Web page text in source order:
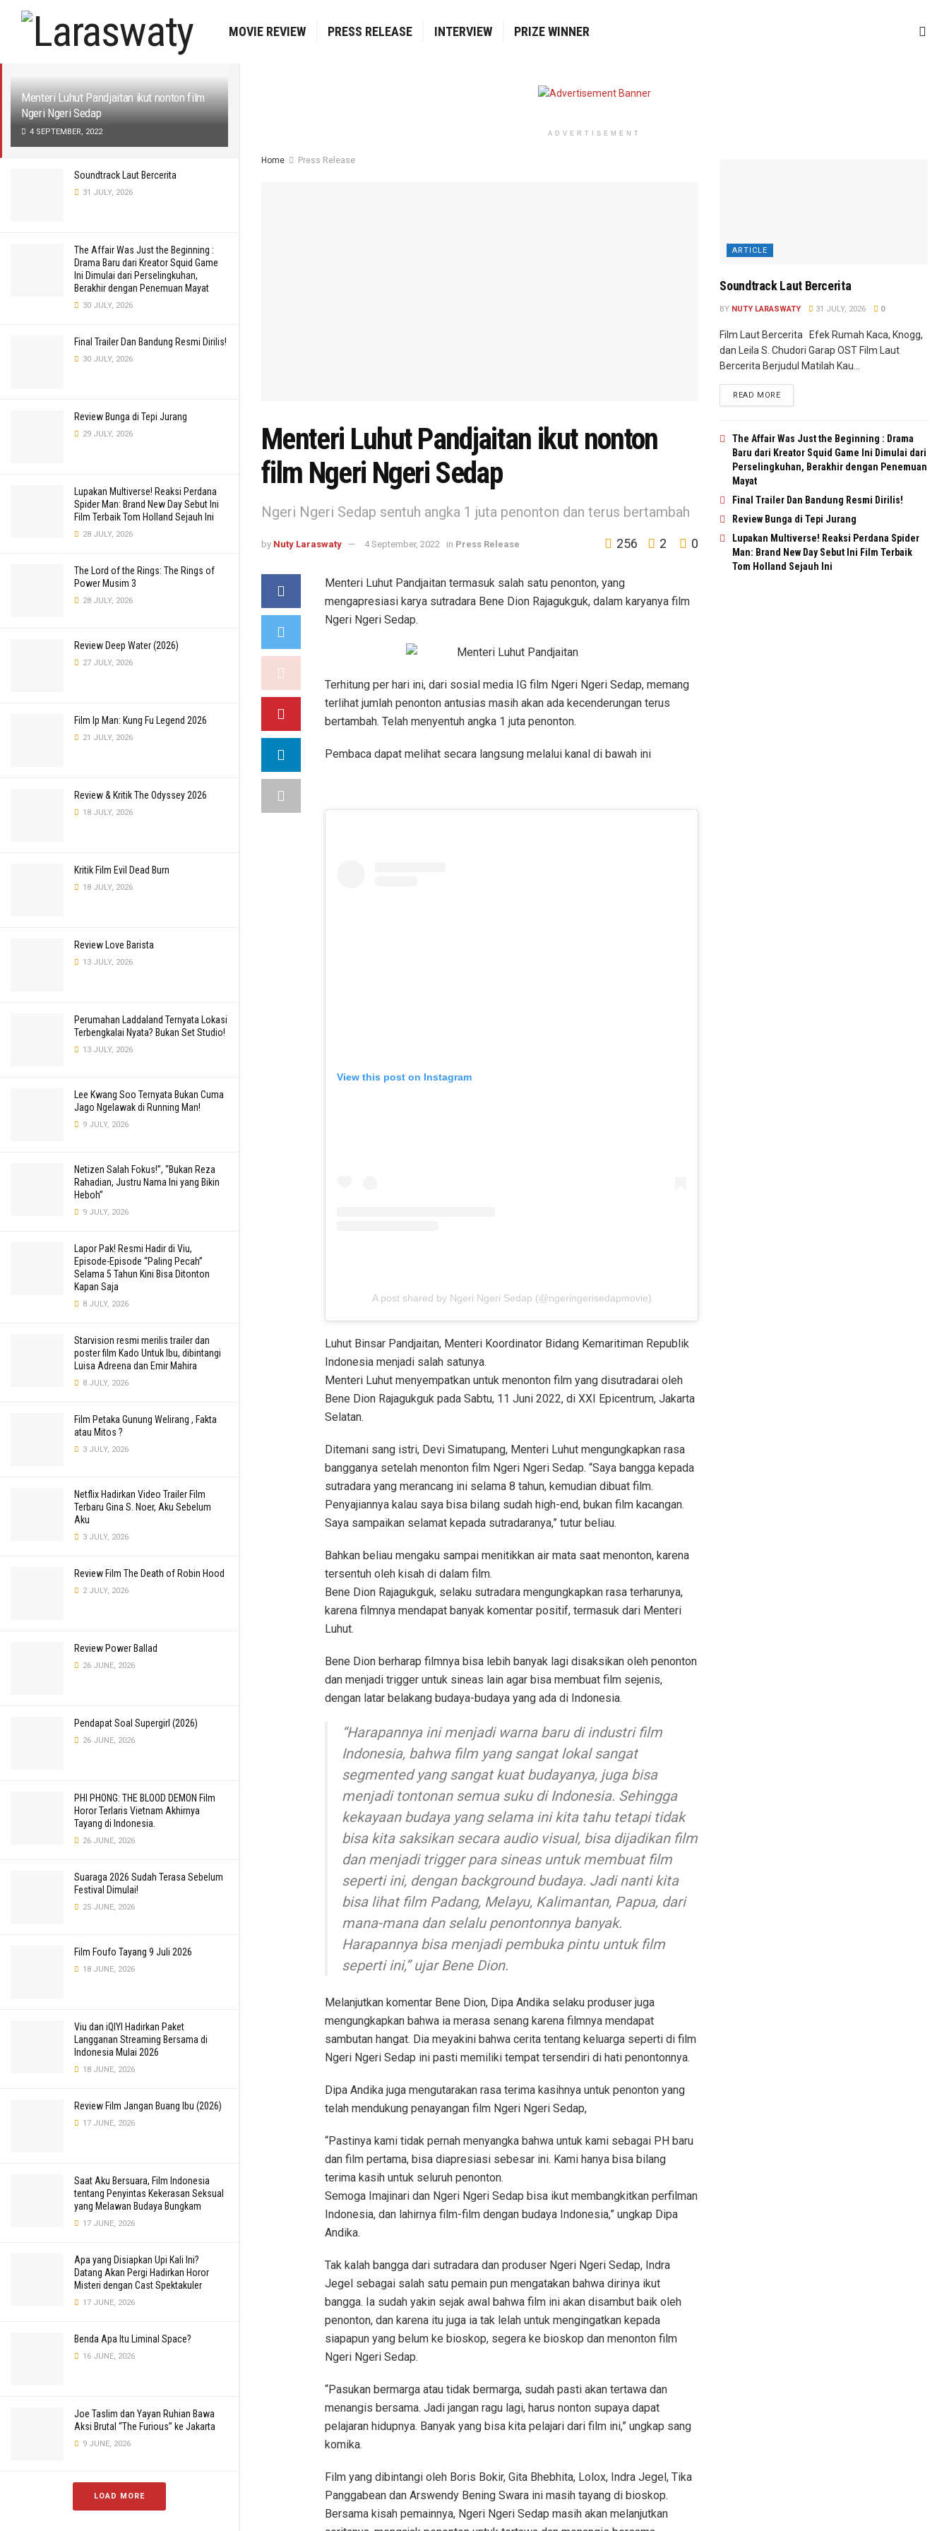
LATEST
Menteri Luhut Pandjaitan ikut nonton film
Ngeri Ngeri Sedap
4 SEPTEMBER, 2022
Soundtrack Laut Bercerita
31 JULY, 2026
The Affair Was Just the Beginning :
Drama Baru dari Kreator Squid Game
Ini Dimulai dari Perselingkuhan,
Berakhir dengan Penemuan Mayat
30 JULY, 2026
Final Trailer Dan Bandung Resmi Dirilis!
30 JULY, 2026
Review Bunga di Tepi Jurang
29 JULY, 2026
Lupakan Multiverse! Reaksi Perdana
Spider Man: Brand New Day Sebut Ini
Film Terbaik Tom Holland Sejauh Ini
28 JULY, 2026
The Lord of the Rings: The Rings of
Power Musim 3
28 JULY, 2026
Review Deep Water (2026)
27 JULY, 2026
Film Ip Man: Kung Fu Legend 2026
21 JULY, 2026
Review & Kritik The Odyssey 2026
18 JULY, 2026
Kritik Film Evil Dead Burn
18 JULY, 2026
Review Love Barista
13 JULY, 2026
Perumahan Laddaland Ternyata Lokasi
Terbengkalai Nyata? Bukan Set Studio!
13 JULY, 2026
Lee Kwang Soo Ternyata Bukan Cuma
Jago Ngelawak di Running Man!
9 JULY, 2026
Netizen Salah Fokus!”, “Bukan Reza
Rahadian, Justru Nama Ini yang Bikin
Heboh”
9 JULY, 2026
Lapor Pak! Resmi Hadir di Viu,
Episode-Episode “Paling Pecah”
Selama 5 Tahun Kini Bisa Ditonton
Kapan Saja
8 JULY, 2026
Starvision resmi merilis trailer dan
poster film Kado Untuk Ibu, dibintangi
Luisa Adreena dan Emir Mahira
8 JULY, 2026
Film Petaka Gunung Welirang , Fakta
atau Mitos ?
3 JULY, 2026
Netflix Hadirkan Video Trailer Film
Terbaru Gina S. Noer, Aku Sebelum
Aku
3 JULY, 2026
Review Film The Death of Robin Hood
2 JULY, 2026
Review Power Ballad
26 JUNE, 2026
Pendapat Soal Supergirl (2026)
26 JUNE, 2026
PHI PHONG: THE BLOOD DEMON Film
Horor Terlaris Vietnam Akhirnya
Tayang di Indonesia.
26 JUNE, 2026
Suaraga 2026 Sudah Terasa Sebelum
Festival Dimulai!
25 JUNE, 2026
Film Foufo Tayang 9 Juli 2026
18 JUNE, 2026
Viu dan iQIYI Hadirkan Paket
Langganan Streaming Bersama di
Indonesia Mulai 2026
18 JUNE, 2026
Review Film Jangan Buang Ibu (2026)
17 JUNE, 2026
Saat Aku Bersuara, Film Indonesia
tentang Penyintas Kekerasan Seksual
yang Melawan Budaya Bungkam
17 JUNE, 2026
Apa yang Disiapkan Upi Kali Ini?
Datang Akan Pergi Hadirkan Horor
Misteri dengan Cast Spektakuler
17 JUNE, 2026
Benda Apa Itu Liminal Space?
16 JUNE, 2026
Joe Taslim dan Yayan Ruhian Bawa
Aksi Brutal “The Furious” ke Jakarta
9 JUNE, 2026
LOAD MORE
MOVIE REVIEW PRESS RELEASE INTERVIEW PRIZE WINNER
ADVERTISEMENT
Home Press Release
Menteri Luhut Pandjaitan ikut nonton
film Ngeri Ngeri Sedap
Ngeri Ngeri Sedap sentuh angka 1 juta penonton dan terus bertambah
by Nuty Laraswaty 4 September, 2022 in Press Release 256 2 0
Menteri Luhut Pandjaitan termasuk salah satu penonton, yang
mengapresiasi karya sutradara Bene Dion Rajagukguk, dalam karyanya film
Ngeri Ngeri Sedap.
Terhitung per hari ini, dari sosial media IG film Ngeri Ngeri Sedap, memang
terlihat jumlah penonton antusias masih akan ada kecenderungan terus
bertambah. Telah menyentuh angka 1 juta penonton.
Pembaca dapat melihat secara langsung melalui kanal di bawah ini
View this post on Instagram
A post shared by Ngeri Ngeri Sedap (@ngeringerisedapmovie)
Luhut Binsar Pandjaitan, Menteri Koordinator Bidang Kemaritiman Republik
Indonesia menjadi salah satunya.
Menteri Luhut menyempatkan untuk menonton film yang disutradarai oleh
Bene Dion Rajagukguk pada Sabtu, 11 Juni 2022, di XXI Epicentrum, Jakarta
Selatan.
Ditemani sang istri, Devi Simatupang, Menteri Luhut mengungkapkan rasa
bangganya setelah menonton film Ngeri Ngeri Sedap. “Saya bangga kepada
sutradara yang merancang ini selama 8 tahun, kemudian dibuat film.
Penyajiannya kalau saya bisa bilang sudah high-end, bukan film kacangan.
Saya sampaikan selamat kepada sutradaranya,” tutur beliau.
Bahkan beliau mengaku sampai menitikkan air mata saat menonton, karena
tersentuh oleh kisah di dalam film.
Bene Dion Rajagukguk, selaku sutradara mengungkapkan rasa terharunya,
karena filmnya mendapat banyak komentar positif, termasuk dari Menteri
Luhut.
Bene Dion berharap filmnya bisa lebih banyak lagi disaksikan oleh penonton
dan menjadi trigger untuk sineas lain agar bisa membuat film sejenis,
dengan latar belakang budaya-budaya yang ada di Indonesia.
“Harapannya ini menjadi warna baru di industri film
Indonesia, bahwa film yang sangat lokal sangat
segmented yang sangat kuat budayanya, juga bisa
menjadi tontonan semua suku di Indonesia. Sehingga
kekayaan budaya yang selama ini kita tahu tetapi tidak
bisa kita saksikan secara audio visual, bisa dijadikan film
dan menjadi trigger para sineas untuk membuat film
seperti ini, dengan background budaya. Jadi nanti kita
bisa lihat film Padang, Melayu, Kalimantan, Papua, dari
mana-mana dan selalu penontonnya banyak.
Harapannya bisa menjadi pembuka pintu untuk film
seperti ini,” ujar Bene Dion.
Melanjutkan komentar Bene Dion, Dipa Andika selaku produser juga
mengungkapkan bahwa ia merasa senang karena filmnya mendapat
sambutan hangat. Dia meyakini bahwa cerita tentang keluarga seperti di film
Ngeri Ngeri Sedap ini pasti memiliki tempat tersendiri di hati penontonnya.
Dipa Andika juga mengutarakan rasa terima kasihnya untuk penonton yang
telah mendukung penayangan film Ngeri Ngeri Sedap,
“Pastinya kami tidak pernah menyangka bahwa untuk kami sebagai PH baru
dan film pertama, bisa diapresiasi sebesar ini. Kami hanya bisa bilang
terima kasih untuk seluruh penonton.
Semoga Imajinari dan Ngeri Ngeri Sedap bisa ikut membangkitkan perfilman
Indonesia, dan lahirnya film-film dengan budaya Indonesia,” ungkap Dipa
Andika.
Tak kalah bangga dari sutradara dan produser Ngeri Ngeri Sedap, Indra
Jegel sebagai salah satu pemain pun mengatakan bahwa dirinya ikut
bangga. Ia sudah yakin sejak awal bahwa film ini akan disambut baik oleh
penonton, dan karena itu juga ia tak lelah untuk mengingatkan kepada
siapapun yang belum ke bioskop, segera ke bioskop dan menonton film
Ngeri Ngeri Sedap.
“Pasukan bermarga atau tidak bermarga, sudah pasti akan tertawa dan
menangis bersama. Jadi jangan ragu lagi, harus nonton supaya dapat
pelajaran hidupnya. Banyak yang bisa kita pelajari dari film ini,” ungkap sang
komika.
Film yang dibintangi oleh Boris Bokir, Gita Bhebhita, Lolox, Indra Jegel, Tika
Panggabean dan Arswendy Bening Swara ini masih tayang di bioskop.
Bersama kisah pemainnya, Ngeri Ngeri Sedap masih akan melanjutkan
ARTICLE
Soundtrack Laut Bercerita
BY NUTY LARASWATY 31 JULY, 2026 0
Film Laut Bercerita Efek Rumah Kaca, Knogg,
dan Leila S. Chudori Garap OST Film Laut
Bercerita Berjudul Matilah Kau...
READ MORE
The Affair Was Just the Beginning : Drama
Baru dari Kreator Squid Game Ini Dimulai dari
Perselingkuhan, Berakhir dengan Penemuan
Mayat
Final Trailer Dan Bandung Resmi Dirilis!
Review Bunga di Tepi Jurang
Lupakan Multiverse! Reaksi Perdana Spider
Man: Brand New Day Sebut Ini Film Terbaik
Tom Holland Sejauh Ini